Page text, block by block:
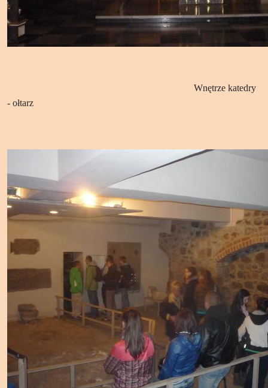
Wnętrze katedry
- ołtarz